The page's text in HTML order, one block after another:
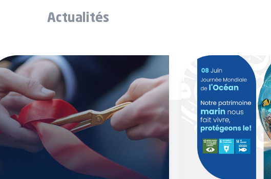
Actualités